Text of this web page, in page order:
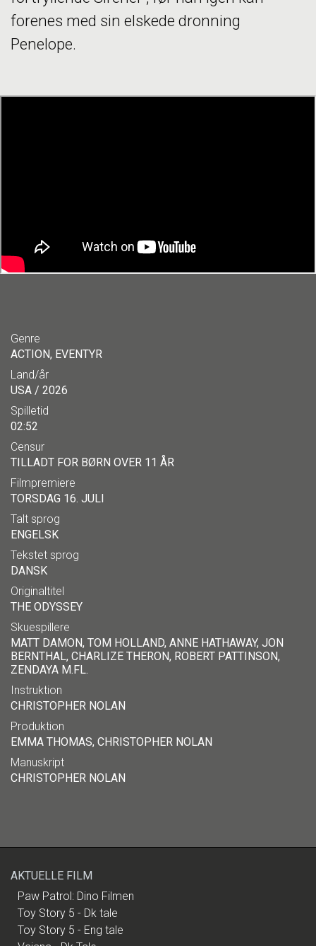
forenes med sin elskede dronning
Penelope.
Genre
ACTION, EVENTYR
Land/år
USA / 2026
Spilletid
02:52
Censur
TILLADT FOR BØRN OVER 11 ÅR
Filmpremiere
TORSDAG 16. JULI
Talt sprog
ENGELSK
Tekstet sprog
DANSK
Originaltitel
THE ODYSSEY
Skuespillere
MATT DAMON, TOM HOLLAND, ANNE HATHAWAY, JON
BERNTHAL, CHARLIZE THERON, ROBERT PATTINSON,
ZENDAYA M.FL.
Instruktion
CHRISTOPHER NOLAN
Produktion
EMMA THOMAS, CHRISTOPHER NOLAN
Manuskript
CHRISTOPHER NOLAN
AKTUELLE FILM
Paw Patrol: Dino Filmen
Toy Story 5 - Dk tale
Toy Story 5 - Eng tale